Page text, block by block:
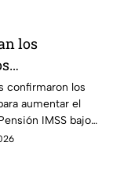
los
para
el pago de
IMSS bajo el
la Ley 73
confirmaron los
aumentar el
IMSS bajo
son?